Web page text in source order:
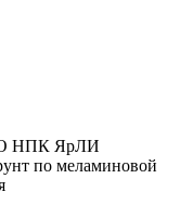
НПК ЯрЛИ
по меламиновой